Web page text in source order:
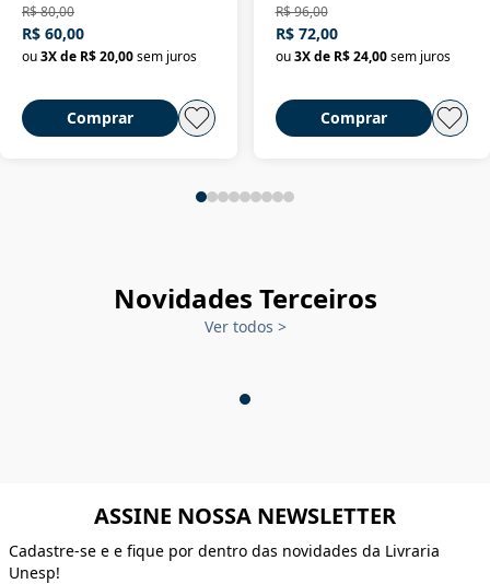
R$ 80,00
R$ 60,00
ou3X de R$ 20,00sem juros
Comprar
R$ 96,00
R$ 72,00
ou 3X de R$ 24,00 sem juros
Comprar
Novidades Terceiros
Ver todos >
ASSINE NOSSA NEWSLETTER
Cadastre-se e e fique por dentro das novidades da Livraria
Unesp!